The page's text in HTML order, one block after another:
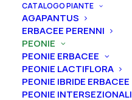
CATALOGO PIANTE
AGAPANTUS
ERBACEE PERENNI
PEONIE
PEONIE ERBACEE
PEONIE LACTIFLORA
PEONIE IBRIDE ERBACEE
PEONIE INTERSEZIONALI